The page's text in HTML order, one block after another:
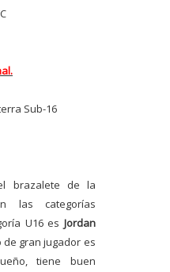
Sub-16
brazalete de la
las categorías
U16 es Jordan
de gran jugador es
tiene buen